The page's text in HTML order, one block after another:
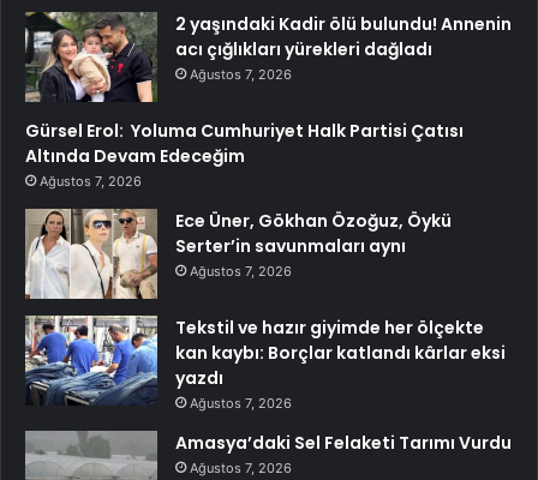
2 yaşındaki Kadir ölü bulundu! Annenin
acı çığlıkları yürekleri dağladı
Ağustos 7, 2026
Gürsel Erol: Yoluma Cumhuriyet Halk Partisi Çatısı
Altında Devam Edeceğim
Ağustos 7, 2026
Ece Üner, Gökhan Özoğuz, Öykü
Serter’in savunmaları aynı
Ağustos 7, 2026
Tekstil ve hazır giyimde her ölçekte
kan kaybı: Borçlar katlandı kârlar eksi
yazdı
Ağustos 7, 2026
Amasya’daki Sel Felaketi Tarımı Vurdu
Ağustos 7, 2026